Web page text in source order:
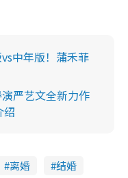
中年版！蒲禾菲
严艺文全新力作
绍
离婚 结婚